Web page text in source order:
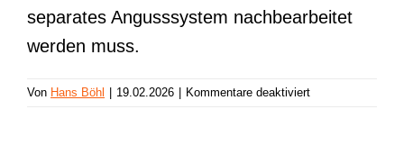
separates Angusssystem nachbearbeitet
werden muss.
Von Hans Böhl 19.02.2026 Kommentare deaktiviertfür